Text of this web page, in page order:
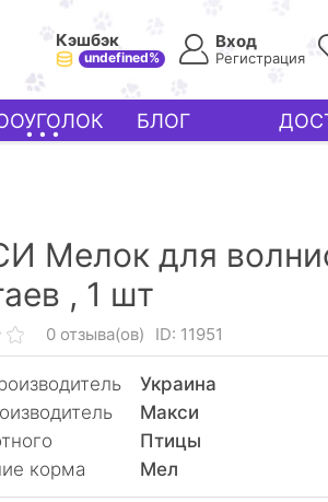
Кэшбэк
undefined%
Вход
Регистрация
БЛОГ
Мелок для
, 1 шт
0 отзыва(ов) ID: 11951
Украина
Макси
Птицы
корма
Мел